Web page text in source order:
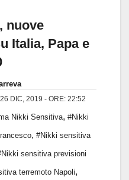
nuove
Italia, Papa e
DIC, 2019 - ORE: 22:52
Nikki Sensitiva, #Nikki
, #Nikki sensitiva
sensitiva previsioni
terremoto Napoli,